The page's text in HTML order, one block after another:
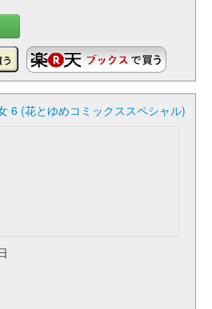
6 (花とゆめコミックススペシャル)